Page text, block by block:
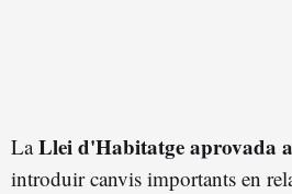
LaLlei d'Habitatge aprovada
introduir canvis importants en